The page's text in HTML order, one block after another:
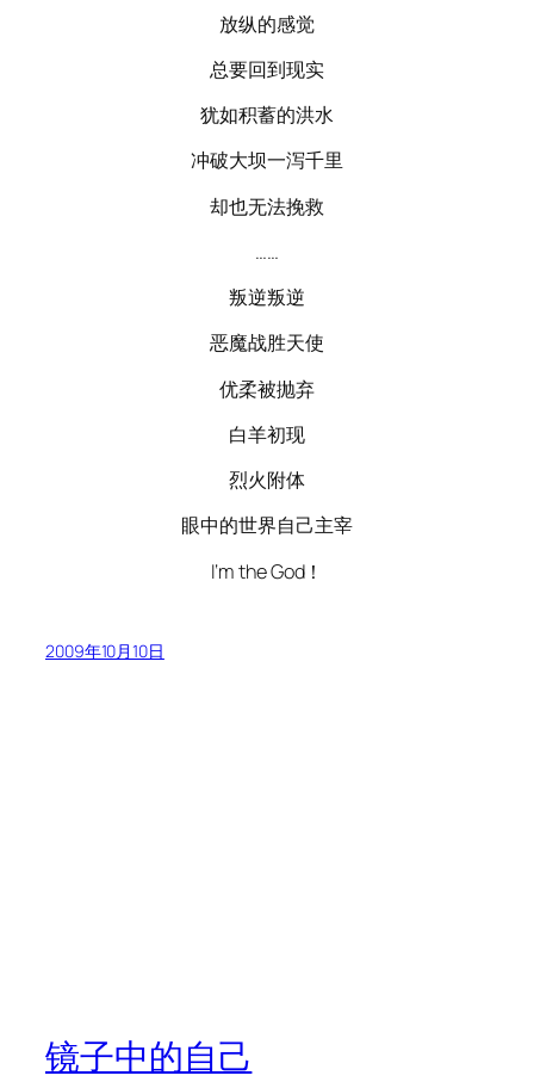
放纵的感觉
总要回到现实
犹如积蓄的洪水
冲破大坝一泻千里
却也无法挽救
……
叛逆叛逆
恶魔战胜天使
优柔被抛弃
白羊初现
烈火附体
眼中的世界自己主宰
I‘m the God！
2009年10月10日
镜子中的自己